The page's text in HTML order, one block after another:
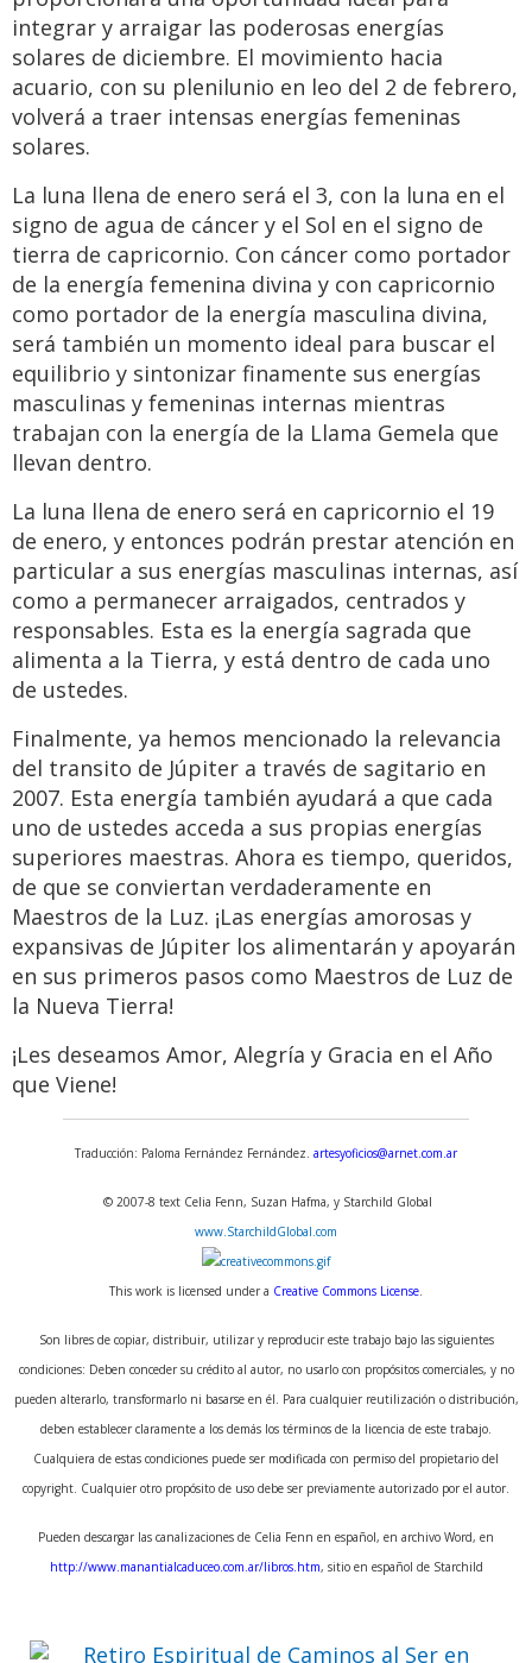
integrar y arraigar las poderosas energías
solares de diciembre. El movimiento hacia
acuario, con su plenilunio en leo del 2 de febrero,
volverá a traer intensas energías femeninas
solares.
La luna llena de enero será el 3, con la luna en el
signo de agua de cáncer y el Sol en el signo de
tierra de capricornio. Con cáncer como portador
de la energía femenina divina y con capricornio
como portador de la energía masculina divina,
será también un momento ideal para buscar el
equilibrio y sintonizar finamente sus energías
masculinas y femeninas internas mientras
trabajan con la energía de la Llama Gemela que
llevan dentro.
La luna llena de enero será en capricornio el 19
de enero, y entonces podrán prestar atención en
particular a sus energías masculinas internas, así
como a permanecer arraigados, centrados y
responsables. Esta es la energía sagrada que
alimenta a la Tierra, y está dentro de cada uno
de ustedes.
Finalmente, ya hemos mencionado la relevancia
del transito de Júpiter a través de sagitario en
2007. Esta energía también ayudará a que cada
uno de ustedes acceda a sus propias energías
superiores maestras. Ahora es tiempo, queridos,
de que se conviertan verdaderamente en
Maestros de la Luz. ¡Las energías amorosas y
expansivas de Júpiter los alimentarán y apoyarán
en sus primeros pasos como Maestros de Luz de
la Nueva Tierra!
¡Les deseamos Amor, Alegría y Gracia en el Año
que Viene!
Traducción: Paloma Fernández Fernández. artesyoficios@arnet.com.ar
© 2007-8 text Celia Fenn, Suzan Hafma, y Starchild Global
www.StarchildGlobal.com
This work is licensed under a Creative Commons License.
Son libres de copiar, distribuir, utilizar y reproducir este trabajo bajo las siguientes
condiciones: Deben conceder su crédito al autor, no usarlo con propósitos comerciales, y no
pueden alterarlo, transformarlo ni basarse en él. Para cualquier reutilización o distribución,
deben establecer claramente a los demás los términos de la licencia de este trabajo.
Cualquiera de estas condiciones puede ser modificada con permiso del propietario del
copyright. Cualquier otro propósito de uso debe ser previamente autorizado por el autor.
Pueden descargar las canalizaciones de Celia Fenn en español, en archivo Word, en
http://www.manantialcaduceo.com.ar/libros.htm, sitio en español de Starchild
Retiro Espiritual de Caminos al
Córdoba, Argentina